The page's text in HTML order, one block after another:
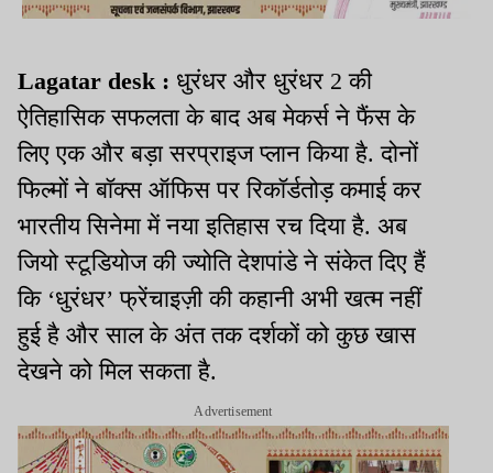
Lagatar desk : धुरंधर और धुरंधर 2 की
ऐतिहासिक सफलता के बाद अब मेकर्स ने फैंस के
लिए एक और बड़ा सरप्राइज प्लान किया है. दोनों
फिल्मों ने बॉक्स ऑफिस पर रिकॉर्डतोड़ कमाई कर
भारतीय सिनेमा में नया इतिहास रच दिया है. अब
जियो स्टूडियोज की ज्योति देशपांडे ने संकेत दिए हैं
कि ‘धुरंधर’ फ्रेंचाइज़ी की कहानी अभी खत्म नहीं
हुई है और साल के अंत तक दर्शकों को कुछ खास
देखने को मिल सकता है.
Advertisement